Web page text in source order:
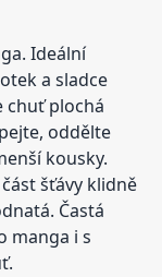
Ideální
a sladce
chuť plochá
oddělte
kousky.
šťávy klidně
Častá
manga i s